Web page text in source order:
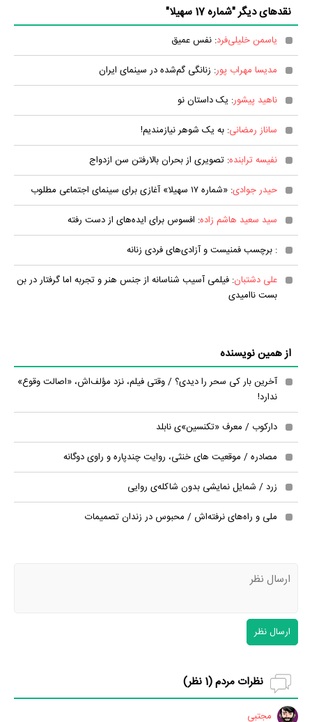
نقدهای دیگر "شماره 17 سهیلا"
یاسمن خلیلی‌فرد: نفس عمیق
مدیسا مهراب پور: زنانگی گم‌شده در سینمای ایران
ناهید پیشور: یک داستان نو
ساناز رمضانی: به یک شوهر نیازمندیم!
نفیسه ترابنده: تصویری از بحران بالارفتن سن ازدواج
حیدر جوادی: «شماره ۱۷ سهیلا» آغازی برای سینمای اجتماعی مطلوب
سید سعید هاشم زاده: افسوس برای ایده‌های از دست رفته
: برچسب فمنیست و آزادی‌های فردی زنانه
علی دشتبان: فیلمی آسیب شناسانه از جنس هنر و تجربه اما گرفتار در بن
بست ناامیدی
از همین نویسنده
آخرین بار کی سحر را دیدی؟ / وقتی فیلم، نزد مؤلف‌اش، «اصالت وقوع»
ندارد!
دارکوب / معرف «تکنسین»ی نابلد
مصادره / موقعیت های خنثی، روایت چندپاره و راوی دوگانه
زرد / شمایل نمایشی بدون شاکله‌ی روایی
ملی و راه‌های نرفته‌اش / محبوس در زندان تصمیمات
ارسال نظر
نظرات مردم (1 نظر)
مجتبی